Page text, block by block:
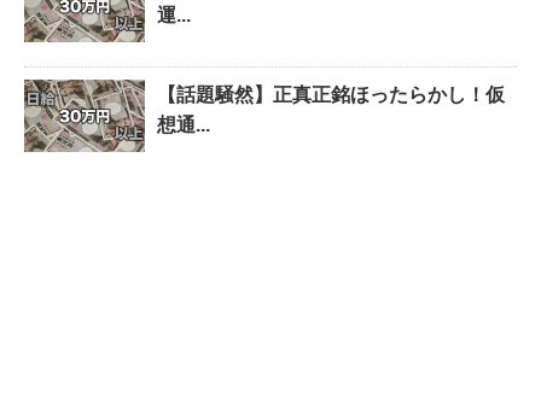
運...
【話題騒然】正真正銘ほったらかし！仮
想通...